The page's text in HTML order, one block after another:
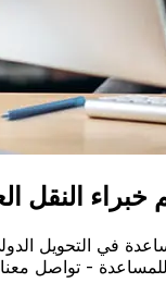
في التحويل
- تواصل